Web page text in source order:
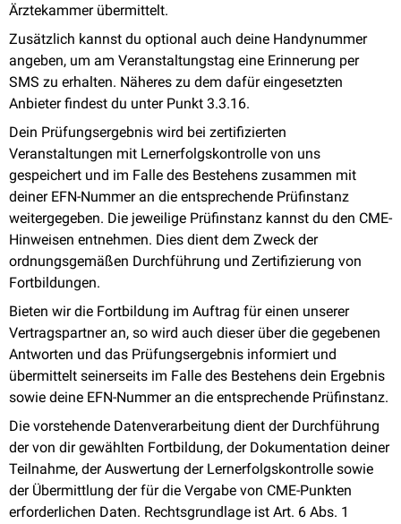
Ärztekammer übermittelt.
Zusätzlich kannst du optional auch deine Handynummer
angeben, um am Veranstaltungstag eine Erinnerung per
SMS zu erhalten. Näheres zu dem dafür eingesetzten
Anbieter findest du unter Punkt 3.3.16.
Dein Prüfungsergebnis wird bei zertifizierten
Veranstaltungen mit Lernerfolgskontrolle von uns
gespeichert und im Falle des Bestehens zusammen mit
deiner EFN-Nummer an die entsprechende Prüfinstanz
weitergegeben. Die jeweilige Prüfinstanz kannst du den CME-
Hinweisen entnehmen. Dies dient dem Zweck der
ordnungsgemäßen Durchführung und Zertifizierung von
Fortbildungen.
Bieten wir die Fortbildung im Auftrag für einen unserer
Vertragspartner an, so wird auch dieser über die gegebenen
Antworten und das Prüfungsergebnis informiert und
übermittelt seinerseits im Falle des Bestehens dein Ergebnis
sowie deine EFN-Nummer an die entsprechende Prüfinstanz.
Die vorstehende Datenverarbeitung dient der Durchführung
der von dir gewählten Fortbildung, der Dokumentation deiner
Teilnahme, der Auswertung der Lernerfolgskontrolle sowie
der Übermittlung der für die Vergabe von CME-Punkten
erforderlichen Daten. Rechtsgrundlage ist Art. 6 Abs. 1